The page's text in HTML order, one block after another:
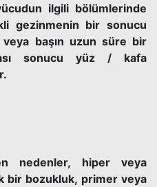
ilgili bölümlerinde
gezinmenin bir sonucu
başın uzun süre bir
sonucu yüz / kafa
nedenler, hiper veya
bir bozukluk, primer veya